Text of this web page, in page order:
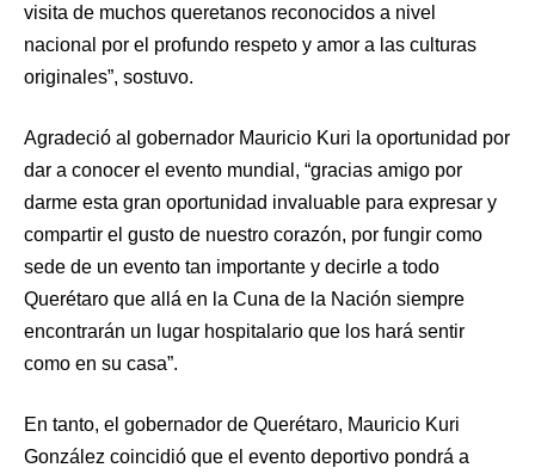
visita de muchos queretanos reconocidos a nivel
nacional por el profundo respeto y amor a las culturas
originales”, sostuvo.
Agradeció al gobernador Mauricio Kuri la oportunidad por
dar a conocer el evento mundial, “gracias amigo por
darme esta gran oportunidad invaluable para expresar y
compartir el gusto de nuestro corazón, por fungir como
sede de un evento tan importante y decirle a todo
Querétaro que allá en la Cuna de la Nación siempre
encontrarán un lugar hospitalario que los hará sentir
como en su casa”.
En tanto, el gobernador de Querétaro, Mauricio Kuri
González coincidió que el evento deportivo pondrá a